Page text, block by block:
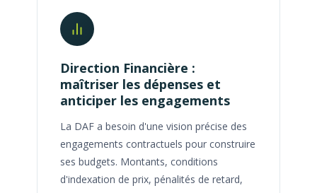
Direction Financière :
maîtriser les dépenses et
anticiper les engagements
La DAF a besoin d'une vision précise des
engagements contractuels pour construire
ses budgets. Montants, conditions
d'indexation de prix, pénalités de retard,